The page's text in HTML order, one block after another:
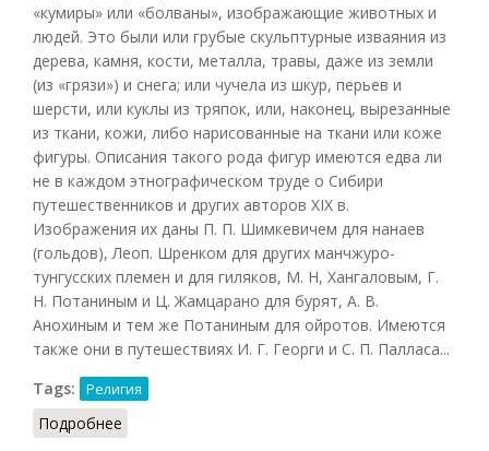
«кумиры» или «болваны», изображающие животных и
людей. Это были или грубые скульптурные изваяния из
дерева, камня, кости, металла, травы, даже из земли
(из «грязи») и снега; или чучела из шкур, перьев и
шерсти, или куклы из тряпок, или, наконец, вырезанные
из ткани, кожи, либо нарисованные на ткани или коже
фигуры. Описания такого рода фигур имеются едва ли
не в каждом этнографическом труде о Сибири
путешественников и других авторов XIX в.
Изображения их даны П. П. Шимкевичем для нанаев
(гольдов), Леоп. Шренком для других манчжуро-
тунгусских племен и для гиляков, М. Н, Хангаловым, Г.
Н. Потаниным и Ц. Жамцарано для бурят, А. В.
Анохиным и тем же Потаниным для ойротов. Имеются
также они в путешествиях И. Г. Георги и С. П. Палласа...
Tags:
Религия
Подробнее